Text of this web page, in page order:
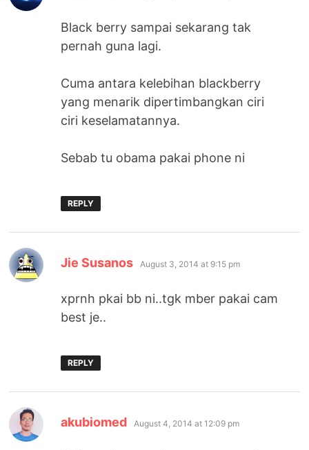
Black berry sampai sekarang tak
pernah guna lagi.
Cuma antara kelebihan blackberry
yang menarik dipertimbangkan ciri
ciri keselamatannya.
Sebab tu obama pakai phone ni
REPLY
Jie Susanos says:
August 3, 2014 at 9:15 pm
xprnh pkai bb ni..tgk mber pakai cam
best je..
REPLY
akubiomed says:
August 4, 2014 at 12:09 pm